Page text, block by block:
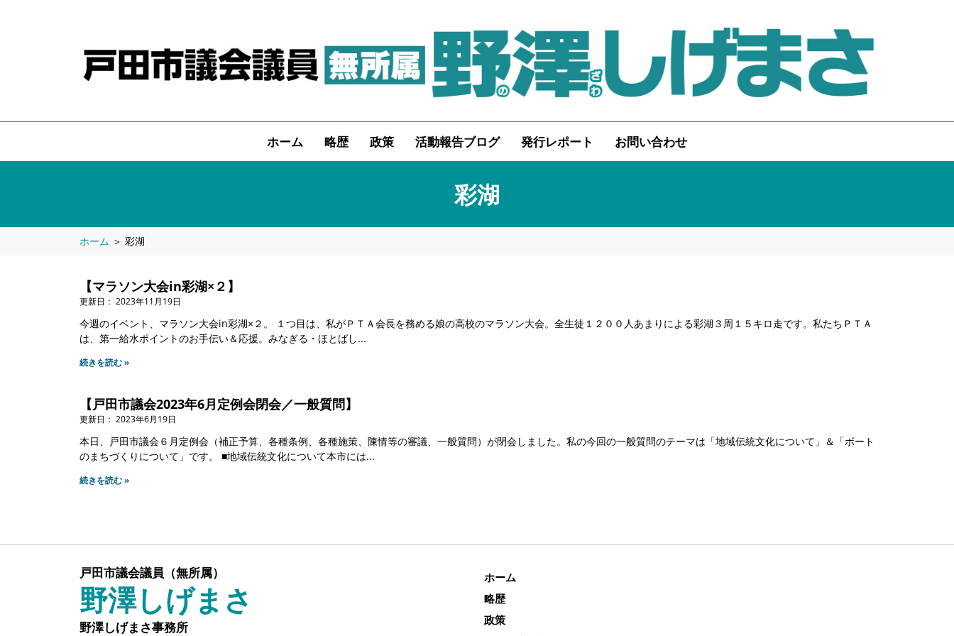
ホーム 略歴 政策 活動報告ブログ 発行レポート お問い合わせ
彩湖
ホーム ＞ 彩湖
【マラソン大会in彩湖×２】
2023年11月19日
今週のイベント、マラソン大会in彩湖×２。 １つ目は、私がＰＴＡ会長を務める娘の高校のマラソン大会。全生徒１２００人あまりによる彩湖３周１５キロ走です。私たちＰＴＡ
は、第一給水ポイントのお手伝い＆応援。みなぎる・ほとばし
続きを読む »
【戸田市議会2023年6月定例会閉会／一般質問】
2023年6月19日
本日、戸田市議会６月定例会（補正予算、各種条例、各種施策、陳情等の審議、一般質問）が閉会しました。私の今回の一般質問のテーマは「地域伝統文化について」＆「ボート
のまちづくりについて」です。 ■地域伝統文化について本市には
続きを読む »
戸田市議会議員（無所属）
野澤しげまさ
野澤しげまさ事務所
ホーム
略歴
政策